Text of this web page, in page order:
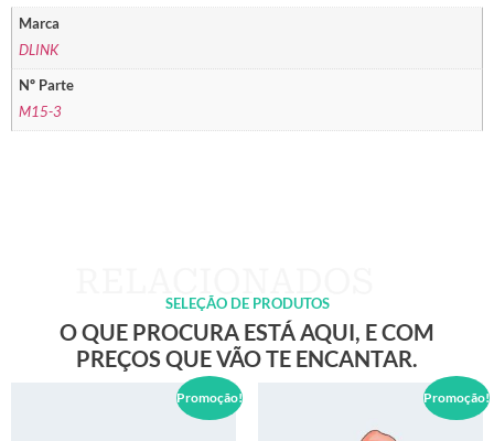
Marca
DLINK
Nº Parte
M15-3
SELEÇÃO DE PRODUTOS
O QUE PROCURA ESTÁ AQUI, E COM
PREÇOS QUE VÃO TE ENCANTAR.
Promoção! Promoção!